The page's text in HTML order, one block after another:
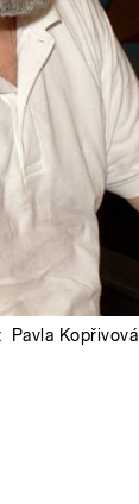
Pavla Kopřivová